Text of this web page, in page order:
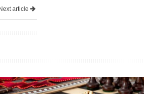
article